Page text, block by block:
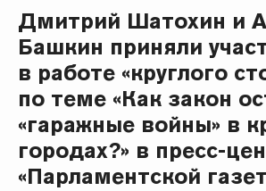
Дмитрий Шатохин и
Башкин приняли
в работе «круглого
по теме «Как закон
«гаражные войны» в
городах?» в пресс-
«Парламентской